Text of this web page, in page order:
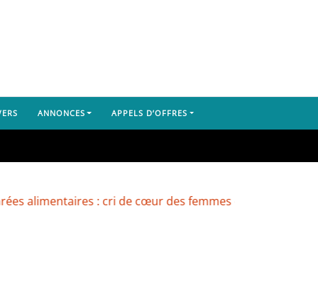
ANNONCES APPELS D’OFFRES
: cri de cœur des femmes du marché de Yembeya